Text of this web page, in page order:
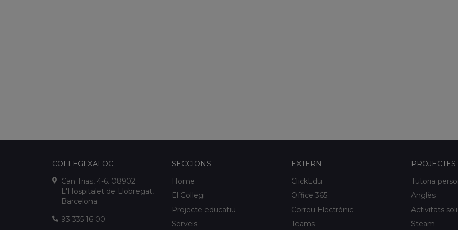
COL·LEGI XALOC
Can Trias, 4-6. 08902
L'Hospitalet de Llobregat,
Barcelona
93 335 16 00
SECCIONS
Home
El Col·legi
Projecte educatiu
Serveis
EXTERN
ClickEdu
Office 365
Correu Electrònic
Teams
PROJECTES
Tutoria
Anglès
Activitats
Steam